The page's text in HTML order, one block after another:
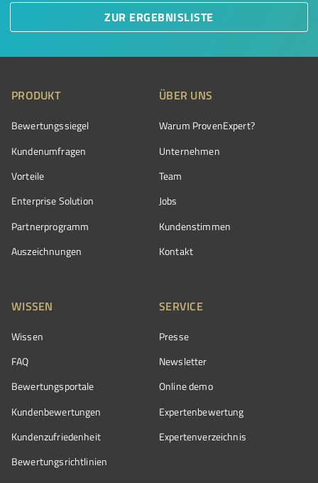
ZUR ERGEBNISLISTE
PRODUKT
Bewertungssiegel
Kundenumfragen
Vorteile
Enterprise Solution
Partnerprogramm
Auszeichnungen
ÜBER UNS
Warum ProvenExpert?
Unternehmen
Team
Jobs
Kundenstimmen
Kontakt
WISSEN
Wissen
FAQ
Bewertungsportale
Kundenbewertungen
Kundenzufriedenheit
Bewertungs­richtlinien
SERVICE
Presse
Newsletter
Online demo
Expertenbewertung
Expertenverzeichnis